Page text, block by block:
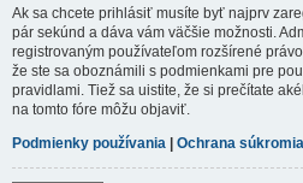
Ak sa chcete prihlásiť musíte byť najprv
pár sekúnd a dáva vám väčšie možnosti.
registrovaným používateľom rozšírené
že ste sa oboznámili s podmienkami pre
pravidlami. Tiež sa uistite, že si prečítate
na tomto fóre môžu objaviť.
Podmienky používania | Ochrana súkromia